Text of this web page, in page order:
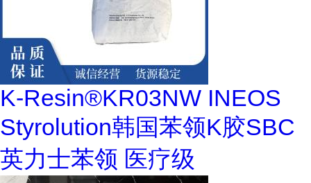
K-Resin®KR03NW INEOS
Styrolution韩国苯领K胶SBC
英力士苯领 医疗级